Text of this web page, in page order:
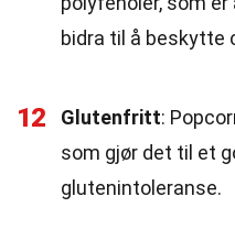
bidra til å beskytte
12 Glutenfritt:
som gjør det til et
glutenintoleranse.